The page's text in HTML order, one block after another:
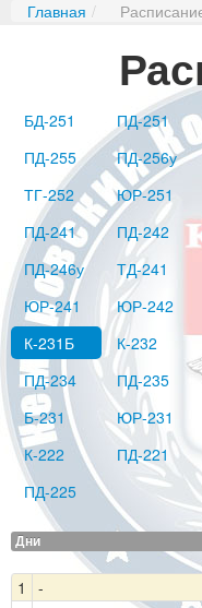
Главная /
БД-251 ПД-251
ПД-255
ПД-256у
ТГ-252
ЮР-251
ПД-241
ПД-242
ПД-246у
ТД-241
ЮР-241
ЮР-242
К-231Б
К-232
ПД-234
ПД-235
Б-231
ЮР-231
К-222
ПД-221
ПД-225
Дни
1
-